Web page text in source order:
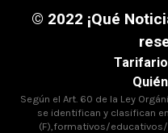
© 2022 ¡Qué
Según el Art. 60 de la Ley
se identifican y clasifican
(F),formativos/